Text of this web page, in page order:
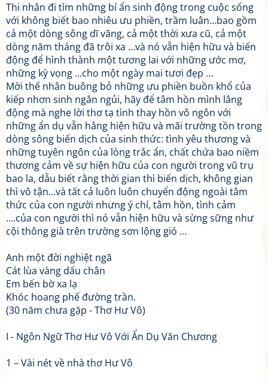
Thi nhân đi tìm những bí ẩn sinh động trong cuộc sống
với không biết bao nhiêu ưu phiền, trầm luân…bao gồm
cả một dòng sông dĩ vãng, cả một thời xưa cũ, cả một
dòng năm tháng đã trôi xa …và nó vẫn hiện hữu và biến
động để hình thành một tương lai với những ước mơ,
những kỳ vọng …cho một ngày mai tươi đẹp …
Mời thế nhân buông bỏ những ưu phiền buồn khổ của
kiếp nhơn sinh ngắn ngủi, hãy để tâm hồn mình lắng
động mà nghe lời thơ tạ tình thay hồn vô ngôn với
những ẩn dụ vẫn hằng hiện hữu và mãi trường tồn trong
dòng sông biến dịch của sinh thức: tình yêu thương và
những tuyên ngôn của lòng trắc ẩn, chất chứa bao niềm
thương cảm về sự hiện hữu của con người trong vũ trụ
bao la, dẫu biết rằng thời gian thì biến dịch, không gian
thì vô tận…và tất cả luôn luôn chuyển động ngoài tâm
thức của con người nhưng ý chí, tâm hồn, tình cảm
….của con người thì nó vẫn hiện hữu và sừng sững như
cội thông già trên trường sơn lộng gió …
Anh một đời nghiệt ngã
Cát lùa vàng dấu chân
Em bến bờ xa lạ
Khóc hoang phế đường trần.
(30 năm chưa gặp - Thơ Hư Vô)
I - Ngôn Ngữ Thơ Hư Vô Với Ẩn Dụ Văn Chương
1 – Vài nét về nhà thơ Hư Vô